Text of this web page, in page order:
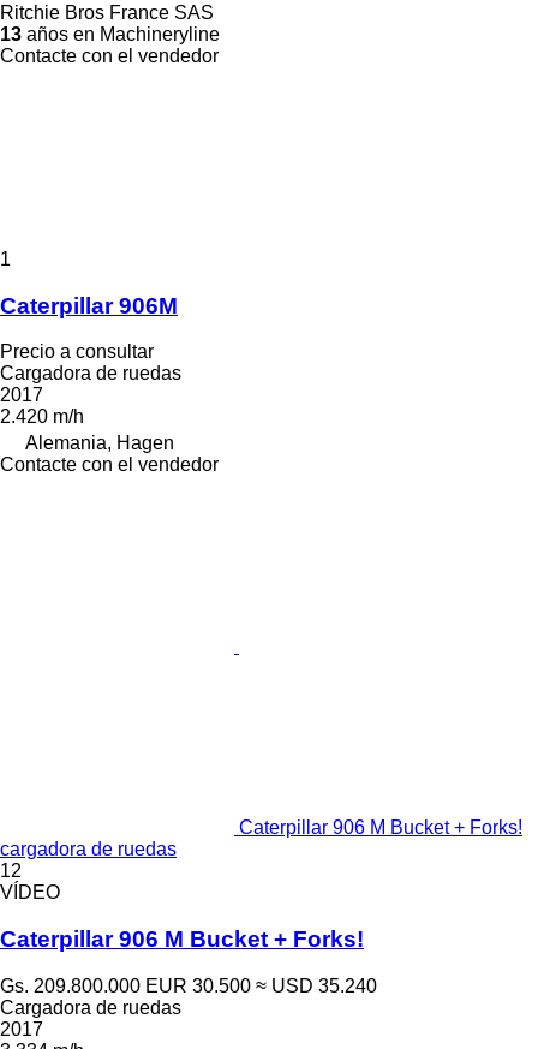
Ritchie Bros France SAS
13 años en Machineryline
Contacte con el vendedor
1
Caterpillar 906M
Precio a consultar
Cargadora de ruedas
2017
2.420 m/h
Alemania, Hagen
Contacte con el vendedor
Caterpillar 906 M Bucket + Forks!
cargadora de ruedas
12
VÍDEO
Caterpillar 906 M Bucket + Forks!
Gs. 209.800.000 EUR 30.500 ≈ USD 35.240
Cargadora de ruedas
2017